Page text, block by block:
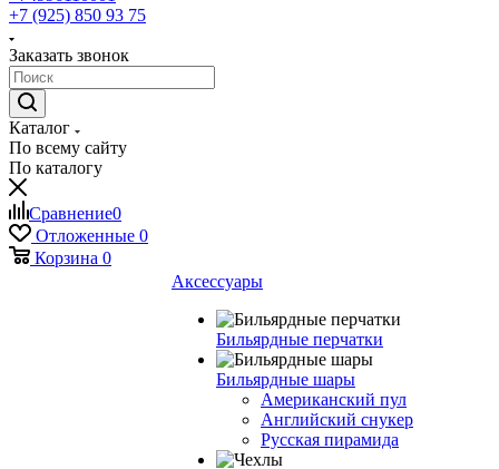
+7 (925) 850 93 75
Заказать звонок
Каталог
По всему сайту
По каталогу
Сравнение0
Отложенные 0
Корзина 0
Аксессуары
Бильярдные перчатки
Бильярдные шары
Американский пул
Английский снукер
Русская пирамида